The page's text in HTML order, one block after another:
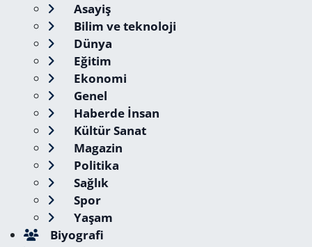
Asayiş
Bilim ve teknoloji
Dünya
Eğitim
Ekonomi
Genel
Haberde İnsan
Kültür Sanat
Magazin
Politika
Sağlık
Spor
Yaşam
Biyografi